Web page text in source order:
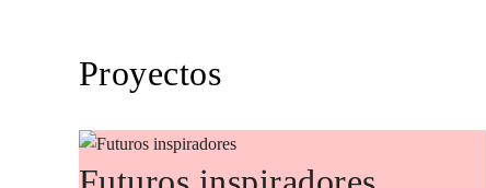
Proyectos